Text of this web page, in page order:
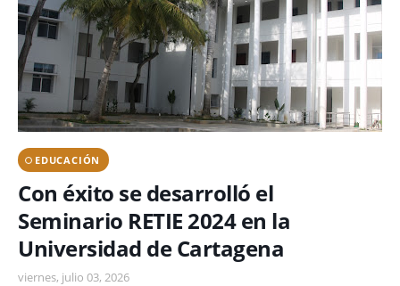
EDUCACIÓN
Con éxito se desarrolló el
Seminario RETIE 2024 en la
Universidad de Cartagena
viernes, julio 03, 2026